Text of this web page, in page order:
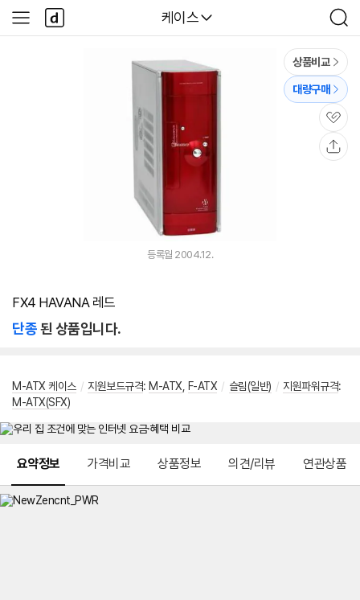
다나와
케이스
검
색
사
이
다
나
와
상품비교
대량구매
관
심
등록월 2004.12.
FX4 HAVANA 레드
단종된 상품입니다.
M-ATX 케이스 / 지원보드규격: M-ATX F-ATX / 슬림(일반) / 지원파워규격:
M-ATX(SFX)
요약정보 가격비교 상품정보 의견/리뷰 연관상품